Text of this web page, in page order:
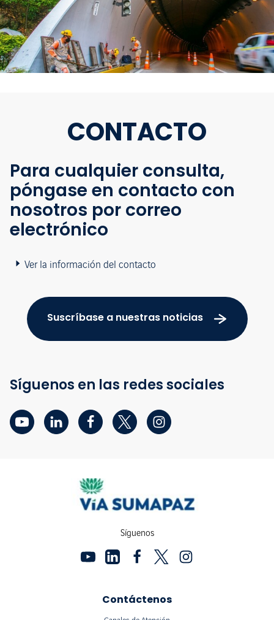
CONTACTO
Para cualquier consulta,
póngase en contacto con
nosotros por correo
electrónico
Ver la información del contacto
Suscríbase a nuestras noticias
Síguenos en las redes sociales
Síguenos
Contáctenos